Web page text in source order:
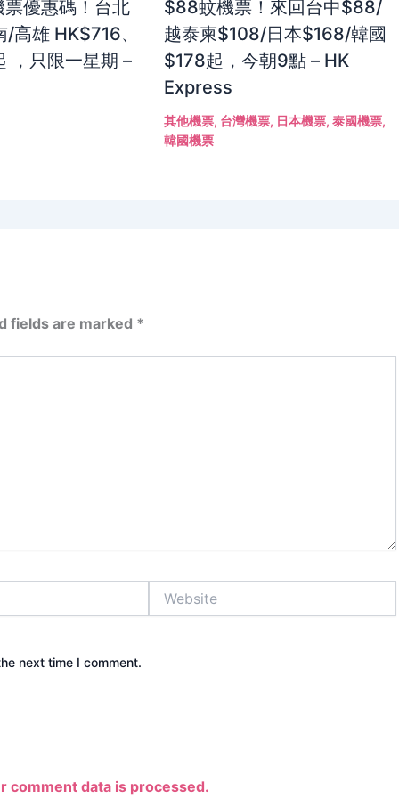
優惠碼！台北
高雄 HK$716、
，只限一星期 –
$88蚊機票！來回台中$88/
越泰柬$108/日本$168/韓國
$178起，今朝9點 – HK
Express
其他機票, 台灣機票, 日本機票, 泰國機票,
韓國機票
fields are marked *
next time I comment.
comment data is processed.